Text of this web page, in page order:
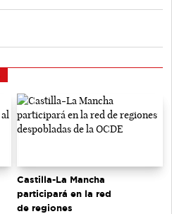
Castilla-La Mancha
participará en la red
de regiones